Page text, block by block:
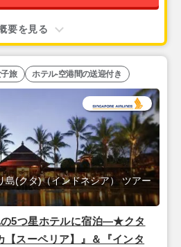
要を見る
5つ星ホテルに宿泊―★クタ
【スーペリア】』＆『インタ
島(クタ)（インドネシア） ツアー
旅 ホテル-空港間の送迎付き